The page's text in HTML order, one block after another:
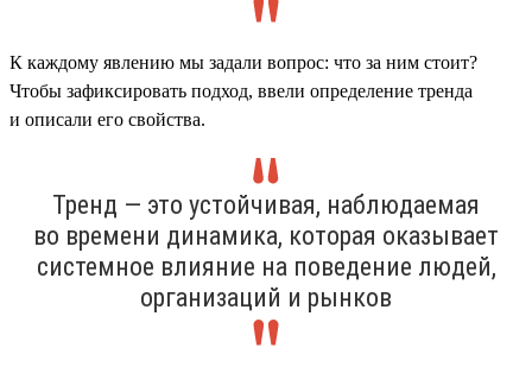
К каждому явлению мы задали вопрос: что за ним стоит?
Чтобы зафиксировать подход, ввели определение тренда
и описали его свойства.
Тренд — это устойчивая, наблюдаемая
во времени динамика, которая оказывает
системное влияние на поведение людей,
организаций и рынков